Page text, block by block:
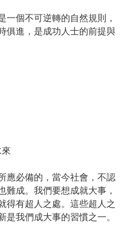
個不可逆轉的自然規則，
俱進，是成功人士的前提與
必備的，當今社會，不認
難成。我們要想成就大事，
得有超人之處。這些超人之
我們成大事的習慣之一。